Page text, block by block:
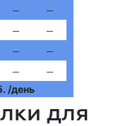
–
–
–
–
–
–
– –
/день
для